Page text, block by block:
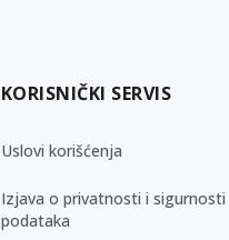
KORISNIČKI SERVIS
Uslovi korišćenja
Izjava o privatnosti i sigurnosti
podataka